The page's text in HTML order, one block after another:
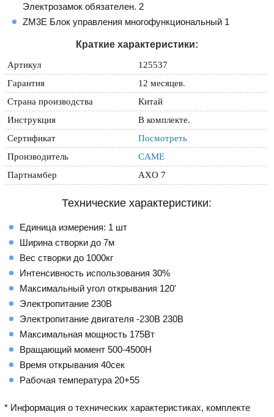
Электрозамок обязателен. 2
ZM3E Блок управления многофункциональный 1
Краткие характеристики:
Артикул
125537
Гарантия
12 месяцев.
Страна производства
Китай
Инструкция
В комплекте.
Сертификат
Посмотреть
Производитель
CAME
Партнамбер
AXO 7
Технические характеристики:
Единица измерения: 1 шт
Ширина створки до 7м
Вес створки до 1000кг
Интенсивность использования 30%
Максимальный угол открывания 120'
Электропитание 230В
Электропитание двигателя -230В 230В
Максимальная мощность 175Вт
Вращающий момент 500-4500Н
Время открывания 40сек
Рабочая температура 20+55
* Информация о технических характеристиках, комплекте